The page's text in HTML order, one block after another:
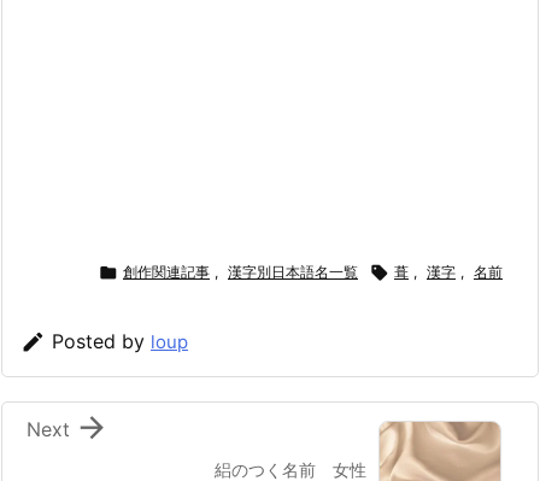
 創作関連記事 , 漢字別日本語名一覧  葺 , 漢字 , 名前
 Posted by loup
絽のつく名前 女性

Next